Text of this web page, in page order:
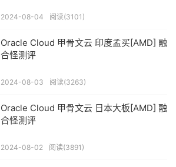
2024-08-04 阅读(3101)
Oracle Cloud 甲骨文云 印度孟买[AMD] 融
合怪测评
2024-08-03 阅读(3263)
Oracle Cloud 甲骨文云 日本大板[AMD] 融
合怪测评
2024-08-02 阅读(3891)